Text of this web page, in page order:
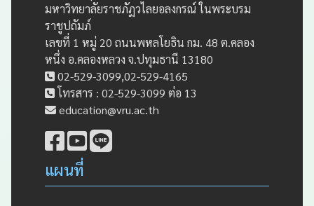
มหาวิทยาลัยราชภัฏวไลยอลงกรณ์ ในพระบรม
ราชูปถัมภ์
เลขที่ 1 หมู่ 20 ถนนพหลโยธิน กม. 48 ต.คลอง
หนึ่ง อ.คลองหลวง จ.ปทุมธานี 13180
02-529-3099,02-529-4165
โทรสาร : 02-529-3099 ต่อ 13
education@vru.ac.th
แผนที่